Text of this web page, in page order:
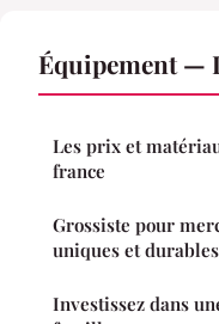
Équipement —
Les prix et
france
Grossiste pour
uniques et durables
Investissez dans